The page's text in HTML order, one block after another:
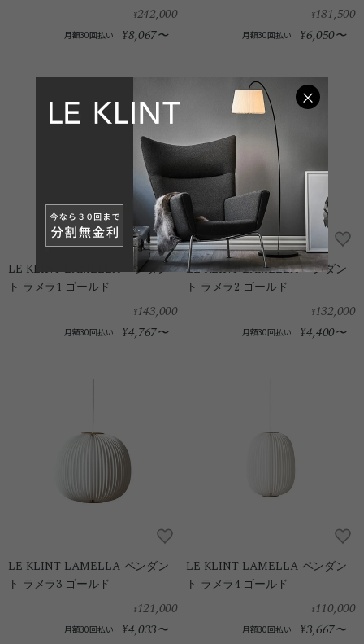
×
¥242,000
月額30回払い ¥8,067〜
¥181,500
月額30回払い ¥6,050〜
LE KLINT LAMELLA ペンダン
ト ラメラ1 ゴールド
¥143,000
月額30回払い ¥4,767〜
LE KLINT LAMELLA ペンダン
ト ラメラ2 ゴールド
¥132,000
月額30回払い ¥4,400〜
LE KLINT LAMELLA ペンダン
ト ラメラ3 ゴールド
¥121,000
月額30回払い ¥4,033〜
LE KLINT LAMELLA ペンダン
ト ラメラ4 ゴールド
¥110,000
月額30回払い ¥3,667〜